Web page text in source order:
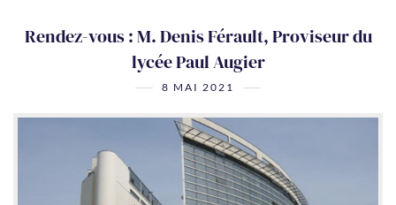
Rendez-vous : M. Denis Férault, Proviseur du
lycée Paul Augier
8 MAI 2021